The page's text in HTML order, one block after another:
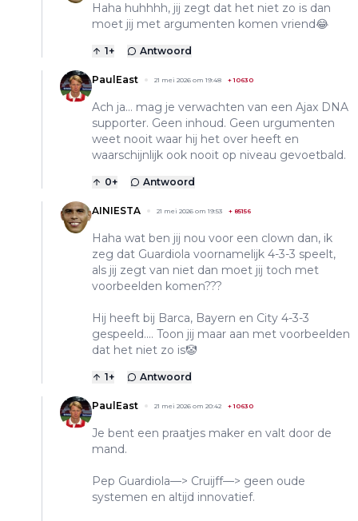
Haha huhhhh, jij zegt dat het niet zo is dan
moet jij met argumenten komen vriend😂
1+ Antwoord
PaulEast 21 mei 2026 om 19:48 +10630
Ach ja… mag je verwachten van een Ajax DNA
supporter. Geen inhoud. Geen urgumenten
weet nooit waar hij het over heeft en
waarschijnlijk ook nooit op niveau gevoetbald.
0+ Antwoord
AINIESTA 21 mei 2026 om 19:53 + 85156
Haha wat ben jij nou voor een clown dan, ik
zeg dat Guardiola voornamelijk 4-3-3 speelt,
als jij zegt van niet dan moet jij toch met
voorbeelden komen???
Hij heeft bij Barca, Bayern en City 4-3-3
gespeeld.... Toon jij maar aan met voorbeelden
dat het niet zo is🤡
1+ Antwoord
PaulEast 21 mei 2026 om 20:42 +10630
Je bent een praatjes maker en valt door de
mand.
Pep Guardiola—> Cruijff—> geen oude
systemen en altijd innovatief.